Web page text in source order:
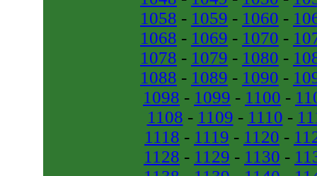
1058 - 1059 - 1060 -
1068 - 1069 - 1070 -
1078 - 1079 - 1080 -
1088 - 1089 - 1090 -
1098 - 1099 - 1100 -
1108 - 1109 - 1110 -
1118 - 1119 - 1120 -
1128 - 1129 - 1130 -